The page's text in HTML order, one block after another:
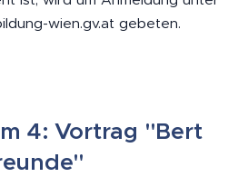
wien.gv.at gebeten.
4: Vortrag "Bert